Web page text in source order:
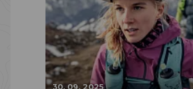
30. 09. 2025